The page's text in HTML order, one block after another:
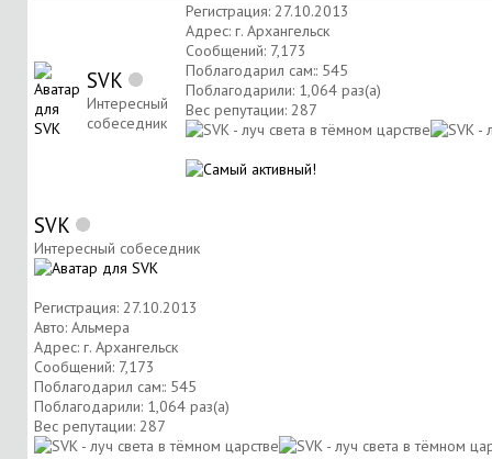
SVK
Интересный
собеседник
Регистрация: 27.10.2013
Адрес: г. Архангельск
Сообщений: 7,173
Поблагодарил сам:: 545
Поблагодарили: 1,064 раз(а)
Вес репутации: 287
SVK
Интересный собеседник
Регистрация: 27.10.2013
Авто: Альмера
Адрес: г. Архангельск
Сообщений: 7,173
Поблагодарил сам:: 545
Поблагодарили: 1,064 раз(а)
Вес репутации: 287